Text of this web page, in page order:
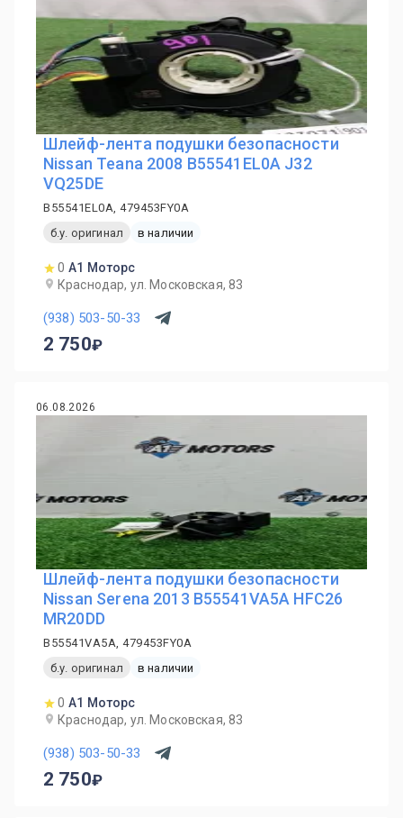
Шлейф-лента подушки безопасности
Nissan Teana 2008 B55541EL0A J32
VQ25DE
B55541EL0A, 479453FY0A
б.у. оригинал
в наличии
0 А1 Моторс
Краснодар, ул. Московская, 83
(938) 503-50-33
2 750
06.08.2026
Шлейф-лента подушки безопасности
Nissan Serena 2013 B55541VA5A HFC26
MR20DD
B55541VA5A, 479453FY0A
б.у. оригинал
в наличии
0 А1 Моторс
Краснодар, ул. Московская, 83
(938) 503-50-33
2 750